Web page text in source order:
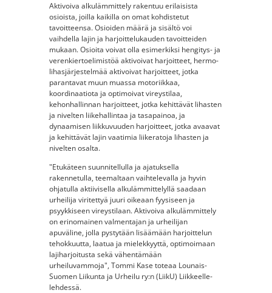
Aktivoiva alkulämmittely rakentuu erilaisista
osioista, joilla kaikilla on omat kohdistetut
tavoitteensa. Osioiden määrä ja sisältö voi
vaihdella lajin ja harjoittelukauden tavoitteiden
mukaan. Osioita voivat olla esimerkiksi hengitys- ja
verenkiertoelimistöä aktivoivat harjoitteet, hermo-
lihasjärjestelmää aktivoivat harjoitteet, jotka
parantavat muun muassa motoriikkaa,
koordinaatiota ja optimoivat vireystilaa,
kehonhallinnan harjoitteet, jotka kehittävät lihasten
ja nivelten liikehallintaa ja tasapainoa, ja
dynaamisen liikkuvuuden harjoitteet, jotka avaavat
ja kehittävät lajin vaatimia liikeratoja lihasten ja
nivelten osalta.
"Etukäteen suunnitellulla ja ajatuksella
rakennetulla, teemaltaan vaihtelevalla ja hyvin
ohjatulla aktiivisella alkulämmittelyllä saadaan
urheilija viritettyä juuri oikeaan fyysiseen ja
psyykkiseen vireystilaan. Aktivoiva alkulämmittely
on erinomainen valmentajan ja urheilijan
apuväline, jolla pystytään lisäämään harjoittelun
tehokkuutta, laatua ja mielekkyyttä, optimoimaan
lajiharjoitusta sekä vähentämään
urheiluvammoja", Tommi Kase toteaa Lounais-
Suomen Liikunta ja Urheilu ry:n (LiikU) Liikkeelle-
lehdessä.